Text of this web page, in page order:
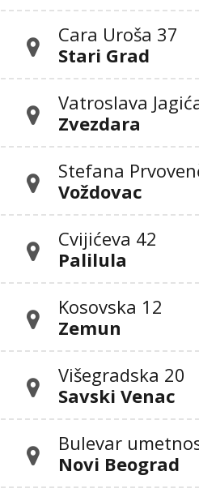
Cara Uroša 37
Stari Grad
Vatroslava
Zvezdara
Stefana
Voždovac
Cvijićeva 42
Palilula
Kosovska 12
Zemun
Višegradska 20
Savski Venac
Bulevar
Novi Beograd